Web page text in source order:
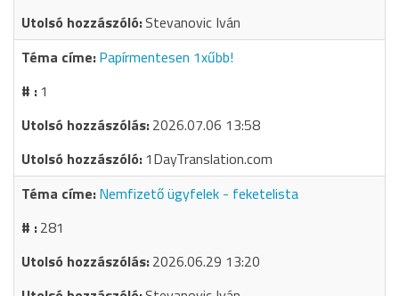
Stevanovic Iván
Papírmentesen 1xűbb!
1
2026.07.06 13:58
1DayTranslation.com
Nemfizető ügyfelek - feketelista
281
2026.06.29 13:20